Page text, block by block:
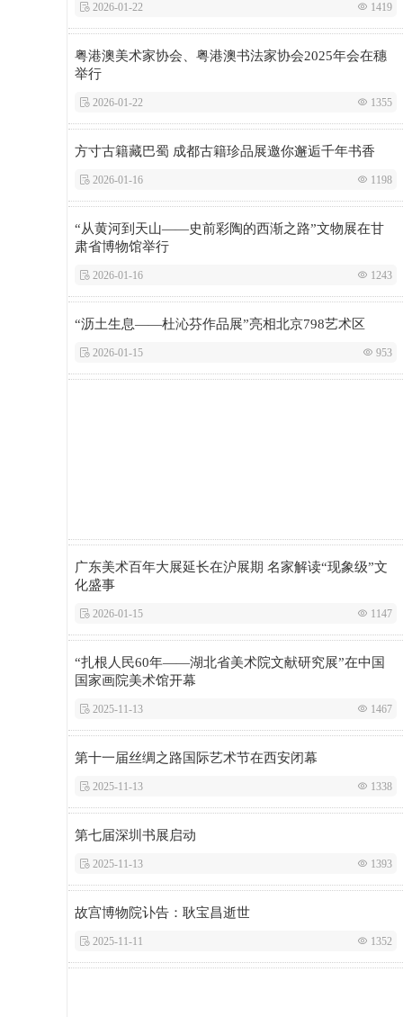
 2026-01-22  1419
粤港澳美术家协会、粤港澳书法家协会2025年会在穗
举行
 2026-01-22  1355
方寸古籍藏巴蜀 成都古籍珍品展邀你邂逅千年书香
 2026-01-16  1198
“从黄河到天山——史前彩陶的西渐之路”文物展在甘
肃省博物馆举行
 2026-01-16  1243
“沥土生息——杜沁芬作品展”亮相北京798艺术区
 2026-01-15  953
广东美术百年大展延长在沪展期 名家解读“现象级”文
化盛事
 2026-01-15  1147
“扎根人民60年——湖北省美术院文献研究展”在中国
国家画院美术馆开幕
 2025-11-13  1467
第十一届丝绸之路国际艺术节在西安闭幕
 2025-11-13  1338
第七届深圳书展启动
 2025-11-13  1393
故宫博物院讣告：耿宝昌逝世
 2025-11-11  1352